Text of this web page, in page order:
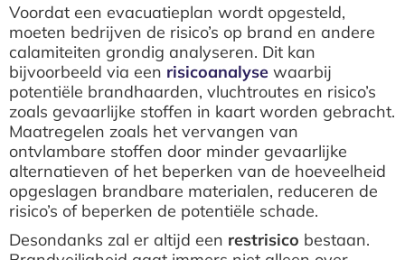
Voordat een evacuatieplan wordt opgesteld,
moeten bedrijven de risico’s op brand en andere
calamiteiten grondig analyseren. Dit kan
bijvoorbeeld via een risicoanalyse waarbij
potentiële brandhaarden, vluchtroutes en risico’s
zoals gevaarlijke stoffen in kaart worden gebracht.
Maatregelen zoals het vervangen van
ontvlambare stoffen door minder gevaarlijke
alternatieven of het beperken van de hoeveelheid
opgeslagen brandbare materialen, reduceren de
risico’s of beperken de potentiële schade.
Desondanks zal er altijd een restrisico bestaan.